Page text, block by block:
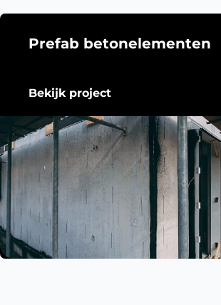
Prefab betonelementen
Bekijk project